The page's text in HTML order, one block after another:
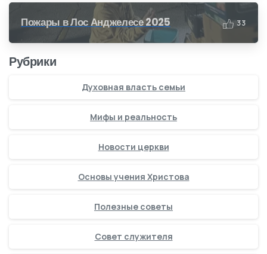
Пожары в Лос Анджелесе 2025 33
Рубрики
Духовная власть семьи
Мифы и реальность
Новости церкви
Основы учения Христова
Полезные советы
Совет служителя